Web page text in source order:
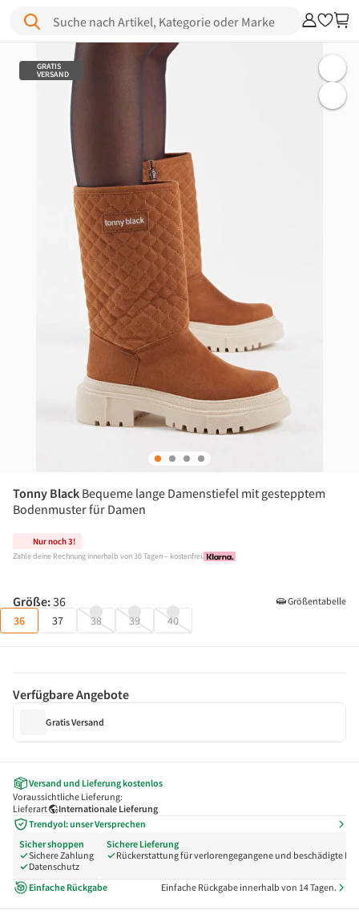
Suche nach Artikel, Kategorie oder Marke
GRATIS
VERSAND
Tonny Black Bequeme lange Damenstiefel mit gestepptem
Bodenmuster für Damen
Nur noch 3!
Zahle deine Rechnung innerhalb von 30 Tagen – kostenfrei.
Größe:36 Größentabelle
36 37 38 39 40
Verfügbare Angebote
Gratis Versand
Versand und Lieferung kostenlos
Voraussichtliche Lieferung:
Lieferart
Internationale Lieferung
Trendyol: unser Versprechen
Sicher shoppen
Sichere Zahlung
Datenschutz
Sichere Lieferung
Rückerstattung für verlorengegangene und beschädigte
Einfache Rückgabe Einfache Rückgabe innerhalb von 14 Tagen.